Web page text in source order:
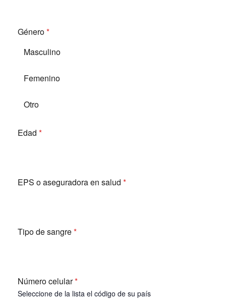
Género*
Masculino
Femenino
Otro
Edad *
EPS o aseguradora en salud *
Tipo de sangre*
Número celular*
Seleccione de la lista el código de su país